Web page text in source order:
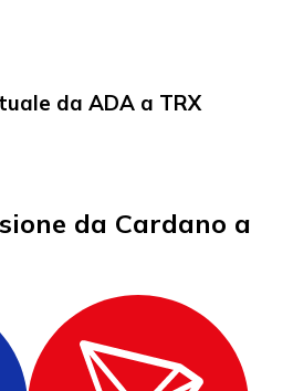
da ADA a TRX
da Cardano a